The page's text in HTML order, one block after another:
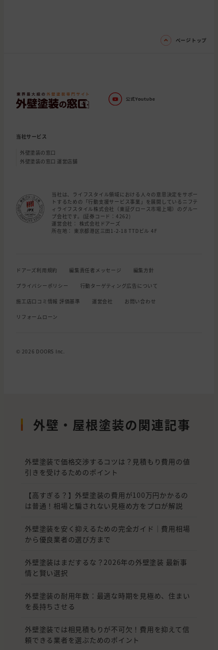
ページトップ
当社サービス
外壁塗装の窓口
外壁塗装の窓口 運営店舗
当社は、ライフスタイル領域における人々の意思決定をサポー
トするための「行動支援サービス事業」を展開しているニフテ
ィライフスタイル株式会社（東証グロース市場上場）のグルー
プ会社です。(証券コード：4262)
運営会社： 株式会社ドアーズ
所在地： 東京都港区三田1-2-18 TTDビル 4F
ドアーズ利用規約 編集責任者メッセージ 編集方針
プライバシーポリシー 行動ターゲティング広告について
施工店口コミ情報 評価基準 運営会社 お問い合わせ
リフォームローン
© 2026 DOORS Inc.
外壁・屋根塗装の関連記事
外壁塗装で価格交渉するコツは？見積もり費用の値
引きを受けるためのポイント
【高すぎる？】外壁塗装の費用が100万円かかるの
は普通！相場と騙されない見極め方をプロが解説
外壁塗装を安く抑えるための完全ガイド｜費用相場
から優良業者の選び方まで
外壁塗装はまだするな？2026年の外壁塗装 最新事
情と賢い選択
外壁塗装の耐用年数：最適な時期を見極め、住まい
を長持ちさせる
外壁塗装では相見積もりが不可欠！費用を抑えて信
頼できる業者を選ぶためのポイント